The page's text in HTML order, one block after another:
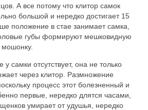
А все потому что клитор самок
большой и нередко достигает 15
положение в стае занимает самка,
губы формируют мешковидную
у самки отсутствует, она не только
через клитор. Размножение
процесс этот болезненный и
первые, нередко длятся часами,
умирает от удушья, нередко